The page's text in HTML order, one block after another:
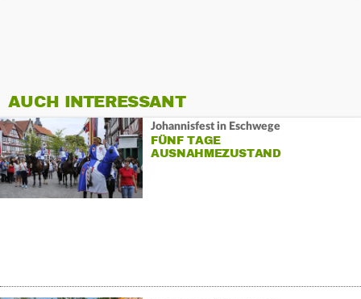
AUCH INTERESSANT
Johannisfest in Eschwege
FÜNF TAGE
AUSNAHMEZUSTAND